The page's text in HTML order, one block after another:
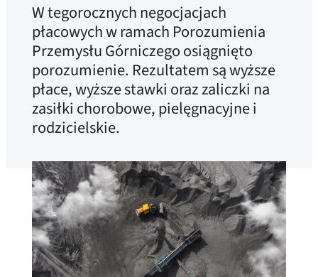
W tegorocznych negocjacjach
płacowych w ramach Porozumienia
Przemysłu Górniczego osiągnięto
porozumienie. Rezultatem są wyższe
płace, wyższe stawki oraz zaliczki na
zasiłki chorobowe, pielęgnacyjne i
rodzicielskie.